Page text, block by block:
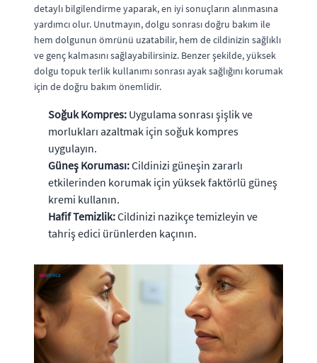
detaylı bilgilendirme yaparak, en iyi sonuçların alınmasına
yardımcı olur. Unutmayın, dolgu sonrası doğru bakım ile
hem dolgunun ömrünü uzatabilir, hem de cildinizin sağlıklı
ve genç kalmasını sağlayabilirsiniz. Benzer şekilde, yüksek
dolgu topuk terlik kullanımı sonrası ayak sağlığını korumak
için de doğru bakım önemlidir.
Soğuk Kompres: Uygulama sonrası şişlik ve
morlukları azaltmak için soğuk kompres
uygulayın.
Güneş Koruması:Cildinizi güneşin zararlı
etkilerinden korumak için yüksek faktörlü güneş
kremi kullanın.
Hafif Temizlik:Cildinizi nazikçe temizleyin ve
tahriş edici ürünlerden kaçının.